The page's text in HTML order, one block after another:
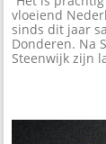
vloeiend
sinds dit jaar
Donderen. Na
Steenwijk zijn